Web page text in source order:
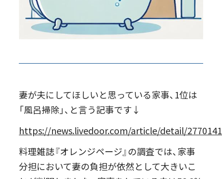
妻が夫にしてほしいと思っている家事、1位は
「風呂掃除」、と言う記事です↓
https://news.livedoor.com/article/detail/
料理雑誌『オレンジページ』の調査では、家事
分担において妻の負担が依然として大きいこ